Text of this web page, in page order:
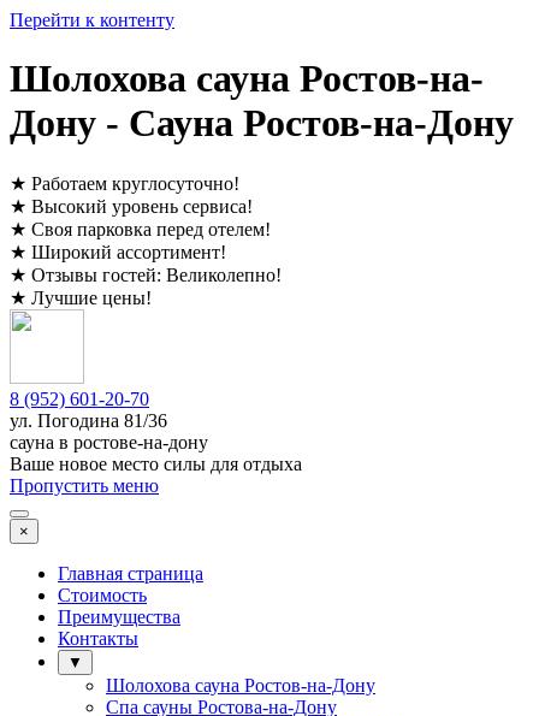
Перейти к контенту
Шолохова сауна Ростов-на-
Дону - Сауна Ростов-на-Дону
★ Работаем круглосуточно!
★ Высокий уровень сервиса!
★ Своя парковка перед отелем!
★ Широкий ассортимент!
★ Отзывы гостей: Великолепно!
★ Лучшие цены!
8 (952) 601-20-70
ул. ​ Погодина 81/36
сауна в ростове-на-дону
Ваше новое место силы для отдыха
Пропустить меню
×
Главная страница
Стоимость
Преимущества
Контакты
▼
Шолохова сауна Ростов-на-Дону
Спа сауны Ростова-на-Дону